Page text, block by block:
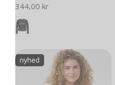
Normal
pris
344,00 kr
KCmorina
-
Kortærmet
nyhed